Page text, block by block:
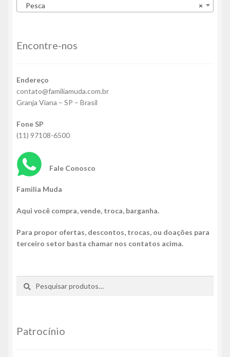
×
Pesca
Encontre-nos
Endereço
contato@familiamuda.com.br
Granja Viana – SP – Brasil
Fone SP
(11) 97108-6500
Fale Conosco
Familia Muda
Aqui você compra, vende, troca, barganha.
Para propor ofertas, descontos, trocas, ou doações para
terceiro setor basta chamar nos contatos acima.
por:
Patrocínio